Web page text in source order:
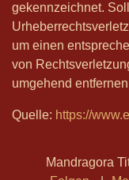
gekennzeichnet.
um einen
von
umgehend
Quelle: https://
Mandragora